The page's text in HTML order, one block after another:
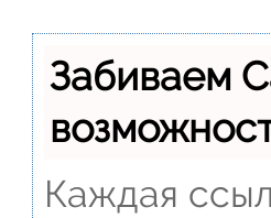
Забиваем
Каждая